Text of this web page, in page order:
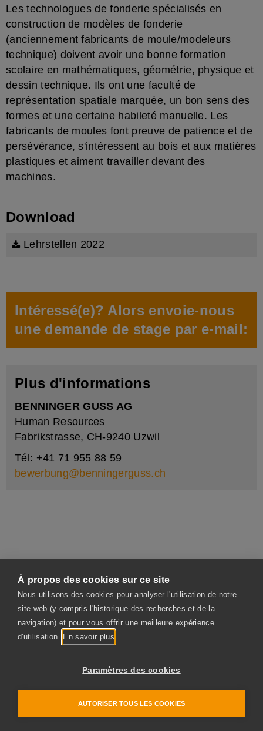
À propos des cookies sur ce site
Nous utilisons des cookies pour analyser l'utilisation de notre
site web (y compris l'historique des recherches et de la
navigation) et pour vous offrir une meilleure expérience
d'utilisation. En savoir plus
Paramètres des cookies
AUTORISER TOUS LES COOKIES
Les technologues de fonderie spécialisés en
construction de modèles de fonderie
(anciennement fabricants de moule/modeleurs
technique) doivent avoir une bonne formation
scolaire en mathématiques, géométrie, physique et
dessin technique. Ils ont une faculté de
représentation spatiale marquée, un bon sens des
formes et une certaine habileté manuelle. Les
fabricants de moules font preuve de patience et de
persévérance, s'intéressent au bois et aux matières
plastiques et aiment travailler devant des
machines.
Download
Lehrstellen 2022
Intéressé(e)? Alors envoie-nous
une demande de stage par e-mail:
Plus d'informations
BENNINGER GUSS AG
Human Resources
Fabrikstrasse, CH-9240 Uzwil
Tél: +41 71 955 88 59
bewerbung@benningerguss.ch
BENNINGER GUSS AG
Fabrikstrasse
CH-9240 Uzwil